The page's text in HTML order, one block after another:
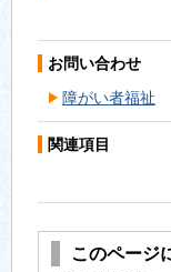
お問い合わせ
障がい者福祉
関連項目
このページ